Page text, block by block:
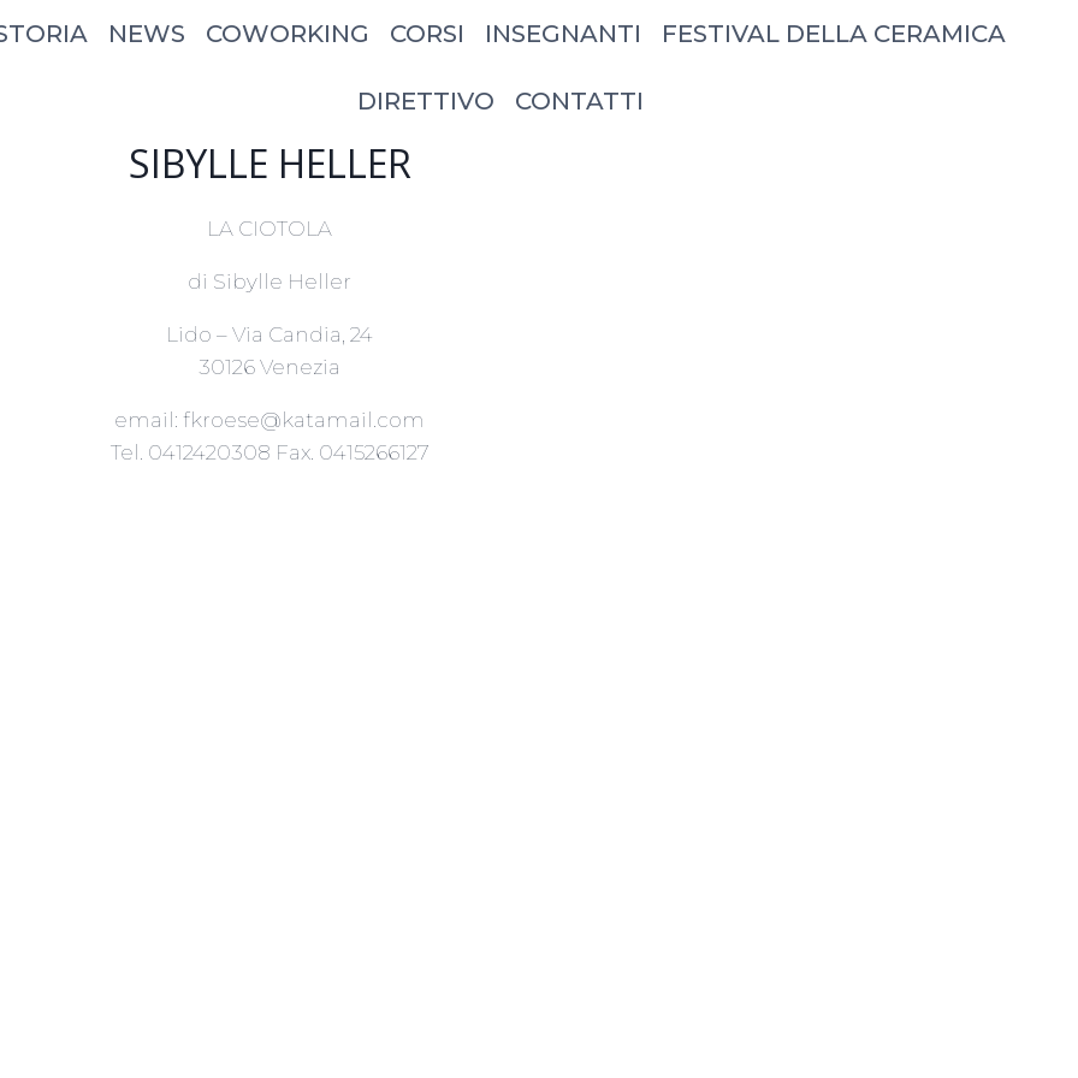
NEWS COWORKING CORSI INSEGNANTI FESTIVAL DELLA CERAMICA
DIRETTIVO CONTATTI
SIBYLLE HELLER
LA CIOTOLA
di Sibylle Heller
Lido – Via Candia, 24
30126 Venezia
email: fkroese@katamail.com
Tel. 0412420308 Fax. 0415266127